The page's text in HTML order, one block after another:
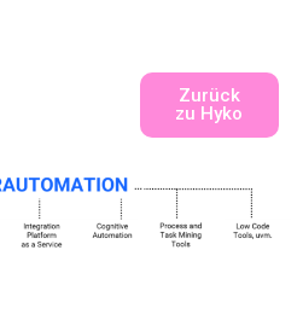
Zurück
zu Hyko